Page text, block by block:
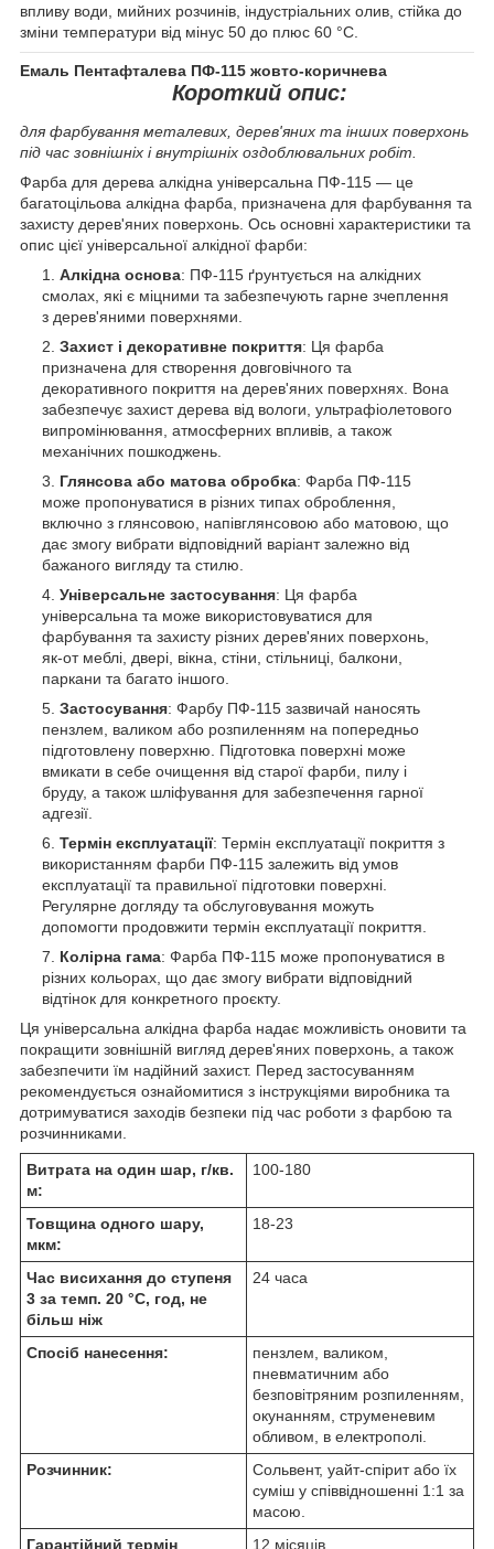
впливу води, мийних розчинів, індустріальних олив, стійка до
зміни температури від мінус 50 до плюс 60 °C.
Емаль Пентафталева ПФ-115 жовто-коричнева
Короткий опис:
для фарбування металевих, дерев'яних та інших поверхонь
під час зовнішніх і внутрішніх оздоблювальних робіт.
Фарба для дерева алкідна універсальна ПФ-115 — це
багатоцільова алкідна фарба, призначена для фарбування та
захисту дерев'яних поверхонь. Ось основні характеристики та
опис цієї універсальної алкідної фарби:
Алкідна основа: ПФ-115 ґрунтується на алкідних
смолах, які є міцними та забезпечують гарне зчеплення
з дерев'яними поверхнями.
Захист і декоративне покриття: Ця фарба
призначена для створення довговічного та
декоративного покриття на дерев'яних поверхнях. Вона
забезпечує захист дерева від вологи, ультрафіолетового
випромінювання, атмосферних впливів, а також
механічних пошкоджень.
Глянсова або матова обробка: Фарба ПФ-115
може пропонуватися в різних типах оброблення,
включно з глянсовою, напівглянсовою або матовою, що
дає змогу вибрати відповідний варіант залежно від
бажаного вигляду та стилю.
Універсальне застосування: Ця фарба
універсальна та може використовуватися для
фарбування та захисту різних дерев'яних поверхонь,
як-от меблі, двері, вікна, стіни, стільниці, балкони,
паркани та багато іншого.
Застосування: Фарбу ПФ-115 зазвичай наносять
пензлем, валиком або розпиленням на попередньо
підготовлену поверхню. Підготовка поверхні може
вмикати в себе очищення від старої фарби, пилу і
бруду, а також шліфування для забезпечення гарної
адгезії.
Термін експлуатації: Термін експлуатації покриття з
використанням фарби ПФ-115 залежить від умов
експлуатації та правильної підготовки поверхні.
Регулярне догляду та обслуговування можуть
допомогти продовжити термін експлуатації покриття.
Колірна гама: Фарба ПФ-115 може пропонуватися в
різних кольорах, що дає змогу вибрати відповідний
відтінок для конкретного проєкту.
Ця універсальна алкідна фарба надає можливість оновити та
покращити зовнішній вигляд дерев'яних поверхонь, а також
забезпечити їм надійний захист. Перед застосуванням
рекомендується ознайомитися з інструкціями виробника та
дотримуватися заходів безпеки під час роботи з фарбою та
розчинниками.
Витрата на один шар, г/кв.
м:
100-180
Товщина одного шару,
мкм:
18-23
Час висихання до ступеня
3 за темп. 20 °C, год, не
більш ніж
24 часа
Спосіб нанесення:
пензлем, валиком,
пневматичним або
безповітряним розпиленням,
окунанням, струменевим
обливом, в електрополі.
Розчинник:
Сольвент, уайт-спірит або їх
суміш у співвідношенні 1:1 за
масою.
Гарантійний термін
12 місяців